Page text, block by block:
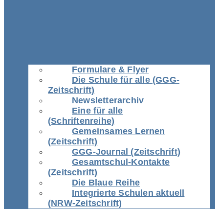
Formulare & Flyer
Die Schule für alle (GGG-
Zeitschrift)
Newsletterarchiv
Eine für alle
(Schriftenreihe)
Gemeinsames Lernen
(Zeitschrift)
GGG-Journal (Zeitschrift)
Gesamtschul-Kontakte
(Zeitschrift)
Die Blaue Reihe
Integrierte Schulen aktuell
(NRW-Zeitschrift)